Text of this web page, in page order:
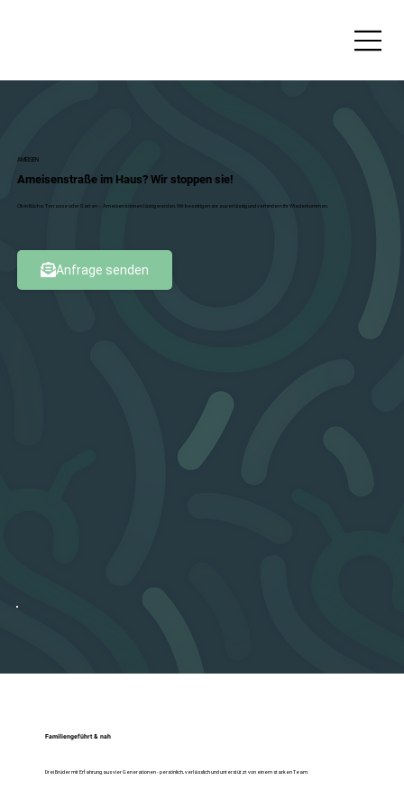
AMEISEN
Ameisenstraße im Haus? Wir stoppen sie!
Ob in Küche, Terrasse oder Garten – Ameisen können lästig werden. Wir beseitigen sie zuverlässig und verhindern ihr Wiederkommen.
Anfrage senden
Familiengeführt & nah
Drei Brüder mit Erfahrung aus vier Generationen - persönlich, verlässlich und unterstützt von einem starken Team.